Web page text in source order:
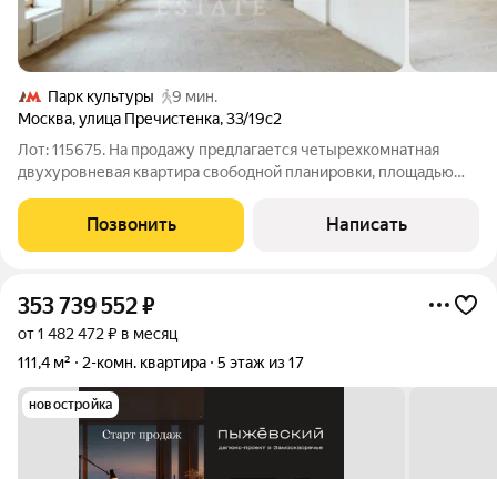
Парк культуры
9 мин.
Москва,улица Пречистенка,33/19с2
Лот: 115675. На продажу предлагается четырехкомнатная
двухуровневая квартира свободной планировки, площадью
планировка: 1-й уровень: кухня-гостиная, две спальни, одна из
которых со своей гардеробной
Позвонить Написать
353 739 552₽
от 1 482 472 ₽ в месяц
111,4 м²
2-комн. квартира 5 этаж из 17
новостройка